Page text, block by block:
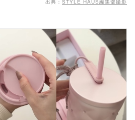
出典： STYLE HAUS編集部撮影